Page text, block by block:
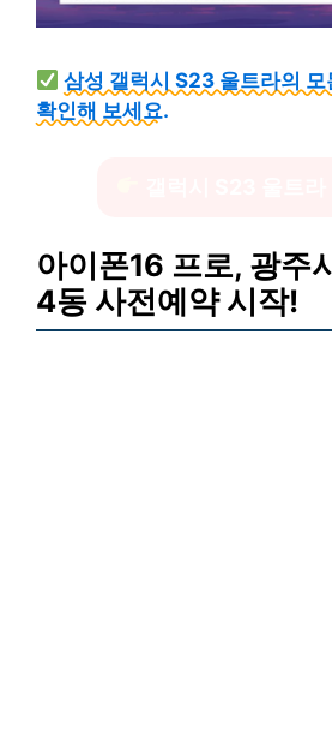
삼성 갤럭시 S23 울트라의 모
확인해 보세요.
아이폰16 프로, 광주
4동 사전예약 시작!